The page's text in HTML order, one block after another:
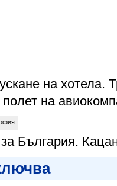
на
на
България.